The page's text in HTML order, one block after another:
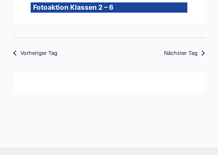
Fotoaktion Klassen 2 – 6
Vorheriger Tag Nächster Tag